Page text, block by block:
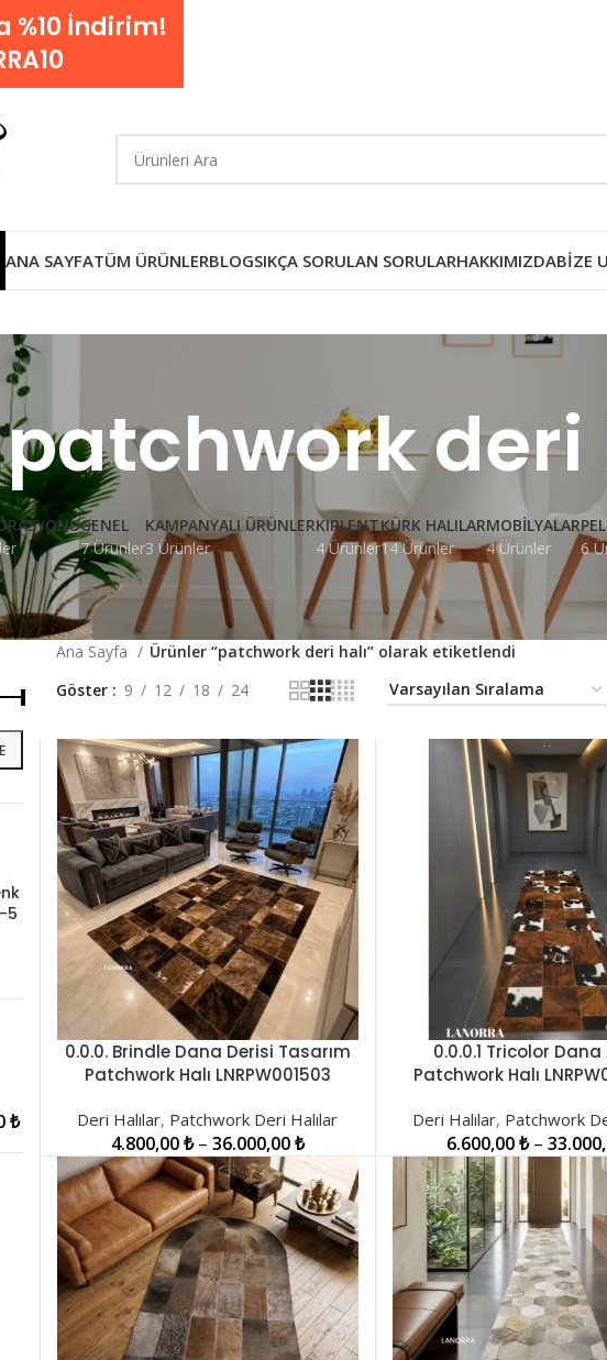
ANA SAYFATÜM ÜRÜNLERBLOGSIKÇA SORULAN SORULARHAKKIMIZDABIZE
patchwork deri
GENEL
7 Ürünler
KAMPANYALI ÜRÜNLER
3 Ürünler
KIRLENT
4 Ürünler
KÜRK HALILAR
14 Ürünler
MOBILYALAR
4 Ürünler
6
5
₺
Ana Sayfa
Ürünler “patchwork deri halı” olarak etiketlendi
Göster
9 12 18 24
SEÇENEKLER
0.0.0. Brindle Dana Derisi Tasarım
Patchwork Halı LNRPW001503
Deri Halılar, Patchwork Deri Halılar
4.800,00₺ – 36.000,00₺
SEÇENEKLER
0.0.0.1 Tricolor Dana
Patchwork Halı
Deri Halılar, Patchwork
6.600,00₺ –
%10 İndirim!